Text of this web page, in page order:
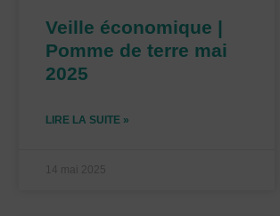
Veille économique |
Pomme de terre mai
2025
LIRE LA SUITE »
14 mai 2025